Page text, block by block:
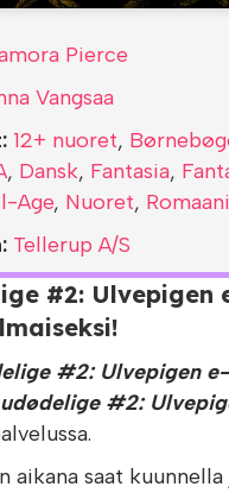
#2: Ulvepigen
#2: Ulvepigen
#2:
aikana saat
Pierce
Vangsaa
12+ nuoret,
, Dansk, Fantasia,
Age, Nuoret,
Tellerup A/S